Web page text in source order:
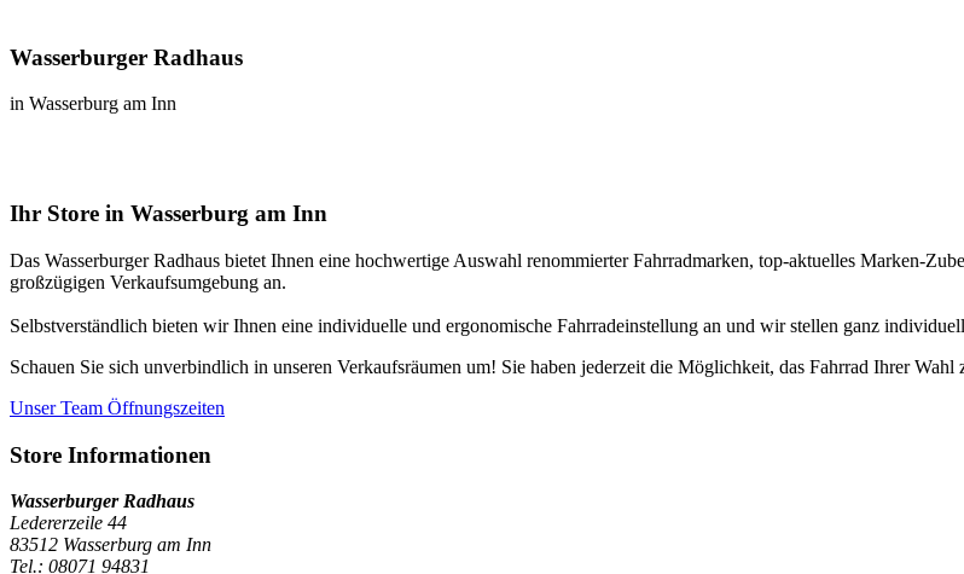
Wasserburger Radhaus
in Wasserburg am Inn
Ihr Store in Wasserburg am Inn
Das Wasserburger Radhaus bietet Ihnen eine hochwertige Auswahl renommierter Fahrradmarken, top-aktuelles Marken-
großzügigen Verkaufsumgebung an.
Selbstverständlich bieten wir Ihnen eine individuelle und ergonomische Fahrradeinstellung an und wir stellen ganz
Schauen Sie sich unverbindlich in unseren Verkaufsräumen um! Sie haben jederzeit die Möglichkeit, das Fahrrad Ihrer Wahl
Unser Team Öffnungszeiten
Store Informationen
Wasserburger Radhaus
Ledererzeile 44
83512 Wasserburg am Inn
Tel.: 08071 94831